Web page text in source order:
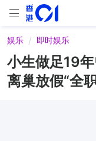
娱乐 即时娱乐
小生做足19
离巢放假“全